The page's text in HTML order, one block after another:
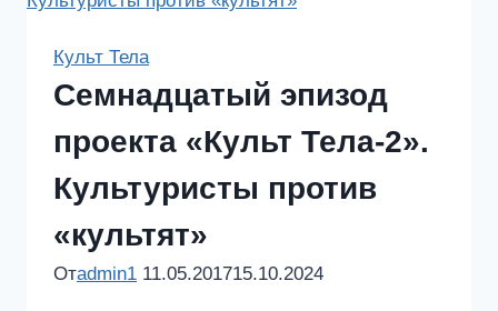
«Культ
2»
Культ Тела
Семнадцатый эпизод
проекта «Культ Тела-2».
Культуристы против
«культят»
Отadmin1 11.05.201715.10.2024